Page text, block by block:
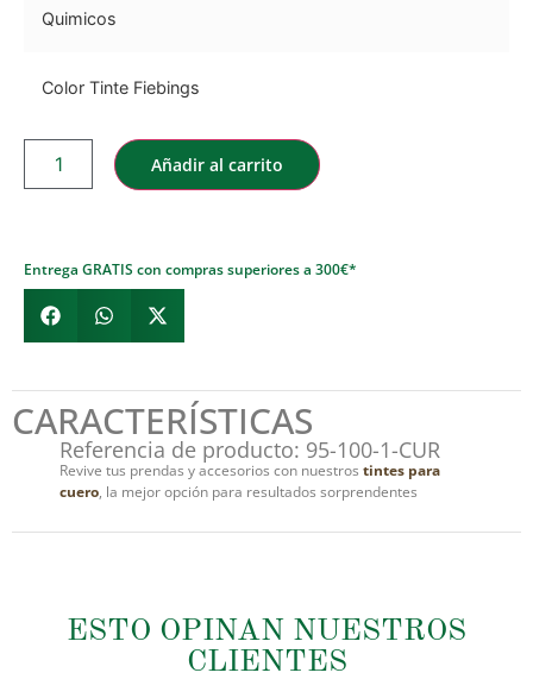
Quimicos
Color Tinte Fiebings
Añadir al carrito
Entrega GRATIS con compras superiores a 300€*
CARACTERÍSTICAS
Referencia de producto: 95-100-1-CUR
Revive tus prendas y accesorios con nuestros tintes para
cuero, la mejor opción para resultados sorprendentes
ESTO OPINAN NUESTROS
CLIENTES